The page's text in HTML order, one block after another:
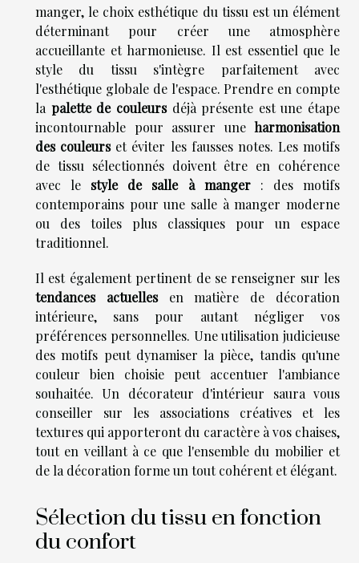
manger, le choix esthétique du tissu est un élément
déterminant pour créer une atmosphère
accueillante et harmonieuse. Il est essentiel que le
style du tissu s'intègre parfaitement avec
l'esthétique globale de l'espace. Prendre en compte
la palette de couleursdéjà présente est une étape
incontournable pour assurer une harmonisation
des couleurset éviter les fausses notes. Les motifs
de tissu sélectionnés doivent être en cohérence
avec le style de salle à manger: des motifs
contemporains pour une salle à manger moderne
ou des toiles plus classiques pour un espace
traditionnel.
Il est également pertinent de se renseigner sur les
tendances actuellesen matière de décoration
intérieure, sans pour autant négliger vos
préférences personnelles. Une utilisation judicieuse
des motifs peut dynamiser la pièce, tandis qu'une
couleur bien choisie peut accentuer l'ambiance
souhaitée. Un décorateur d'intérieur saura vous
conseiller sur les associations créatives et les
textures qui apporteront du caractère à vos chaises,
tout en veillant à ce que l'ensemble du mobilier et
de la décoration forme un tout cohérent et élégant.
Sélection du tissu en fonction
du confort